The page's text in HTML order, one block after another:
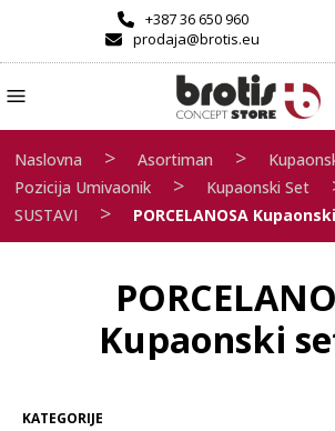
+387 36 650 960
prodaja@brotis.eu
Naslovna > Asortiman >
Pozicija Umivaonik > Kupaonski Set
SUSTAVI
> PORCELANOSA
Kupaonski
KATEGORIJE